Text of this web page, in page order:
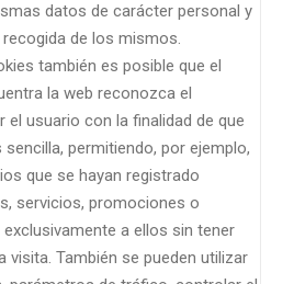
datos de carácter personal y
de los mismos.
también es posible que el
la web reconozca el
el usuario con la finalidad de que
permitiendo, por ejemplo,
que se hayan registrado
servicios, promociones o
a ellos sin tener
visita. También se pueden utilizar